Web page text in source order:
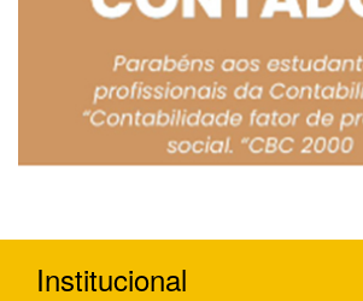
Institucional